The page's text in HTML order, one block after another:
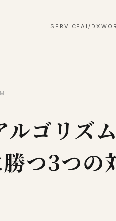
SERVICE AI/DX
ゴリズム
勝つ3つの